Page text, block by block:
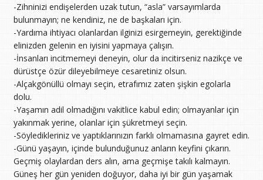
-Zihninizi endişelerden uzak tutun, “asla” varsayımlarda
bulunmayın; ne kendiniz, ne de başkaları için.
-Yardıma ihtiyacı olanlardan ilginizi esirgemeyin, gerektiğinde
elinizden gelenin en iyisini yapmaya çalışın.
-İnsanları incitmemeyi deneyin, olur da incitirseniz nazikçe ve
dürüstçe özür dileyebilmeye cesaretiniz olsun.
-Alçakgönüllü olmayı seçin, etrafımız zaten şişkin egolarla
dolu.
-Yaşamın adil olmadığını vakitlice kabul edin; olmayanlar için
yakınmak yerine, olanlar için şükretmeyi seçin.
-Söyledikleriniz ve yaptıklarınızın farklı olmamasına gayret edin.
-Günü yaşayın, içinde bulunduğunuz anların keyfini çıkarın.
Geçmiş olaylardan ders alın, ama geçmişe takılı kalmayın.
Güneş her gün yeniden doğuyor, daha iyi bir gün yaşamak